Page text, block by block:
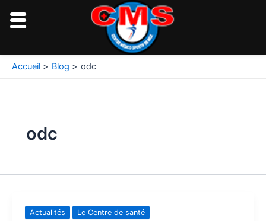
Accueil Blog odc
odc
Actualités Le Centre de santé